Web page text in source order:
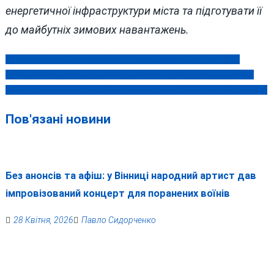
енергетичної інфраструктури міста та підготувати її
до майбутніх зимових навантажень.
Навігація
записів
Пов'язані новини
Без анонсів та афіш: у Вінниці народний артист дав
імпровізований концерт для поранених воїнів
28 Квітня, 2026 Павло Сидорченко